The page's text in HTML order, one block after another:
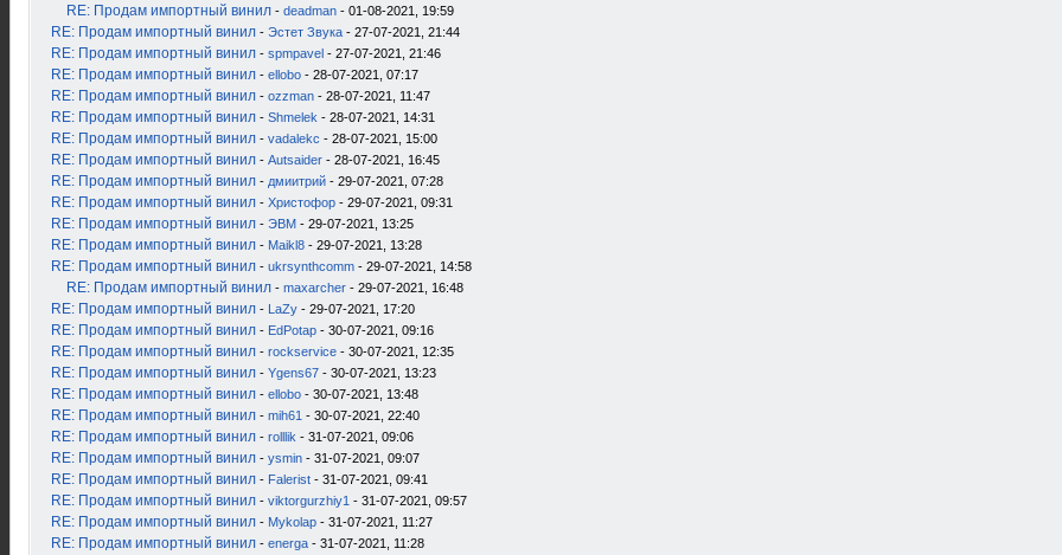
RE: Продам импортный винил - deadman - 01-08-2021, 19:59
RE: Продам импортный винил - Эстет Звука - 27-07-2021, 21:44
RE: Продам импортный винил - spmpavel - 27-07-2021, 21:46
RE: Продам импортный винил - ellobo - 28-07-2021, 07:17
RE: Продам импортный винил - ozzman - 28-07-2021, 11:47
RE: Продам импортный винил - Shmelek - 28-07-2021, 14:31
RE: Продам импортный винил - vadalekc - 28-07-2021, 15:00
RE: Продам импортный винил - Autsaider - 28-07-2021, 16:45
RE: Продам импортный винил - дмиитрий - 29-07-2021, 07:28
RE: Продам импортный винил - Христофор - 29-07-2021, 09:31
RE: Продам импортный винил - ЭВМ - 29-07-2021, 13:25
RE: Продам импортный винил - Maikl8 - 29-07-2021, 13:28
RE: Продам импортный винил - ukrsynthcomm - 29-07-2021, 14:58
RE: Продам импортный винил - maxarcher - 29-07-2021, 16:48
RE: Продам импортный винил - LaZy - 29-07-2021, 17:20
RE: Продам импортный винил - EdPotap - 30-07-2021, 09:16
RE: Продам импортный винил - rockservice - 30-07-2021, 12:35
RE: Продам импортный винил - Ygens67 - 30-07-2021, 13:23
RE: Продам импортный винил - ellobo - 30-07-2021, 13:48
RE: Продам импортный винил - mih61 - 30-07-2021, 22:40
RE: Продам импортный винил - rolllik - 31-07-2021, 09:06
RE: Продам импортный винил - ysmin - 31-07-2021, 09:07
RE: Продам импортный винил - Falerist - 31-07-2021, 09:41
RE: Продам импортный винил - viktorgurzhiy1 - 31-07-2021, 09:57
RE: Продам импортный винил - Mykolap - 31-07-2021, 11:27
RE: Продам импортный винил - energa - 31-07-2021, 11:28